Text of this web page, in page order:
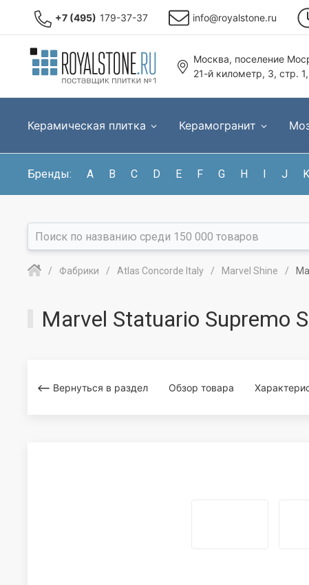
+7 (495) 179-37-37 info@royalstone.ru
Москва, поселение
21-й километр, 3, стр.
Керамическая плитка Керамогранит
Бренды: A B C D E F G H I J K
Фабрики Atlas Concorde Italy Marvel Shine
Marvel Statuario Supremo
Вернуться в раздел Обзор товара